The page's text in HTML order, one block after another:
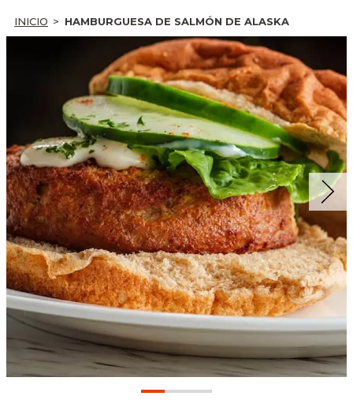
INICIO HAMBURGUESA DE SALMÓN DE ALASKA